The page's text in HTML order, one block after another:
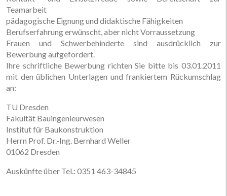
Teamarbeit
pädagogische Eignung und didaktische Fähigkeiten
Berufserfahrung erwünscht, aber nicht Vorraussetzung
Frauen und Schwerbehinderte sind ausdrücklich zur
Bewerbung aufgefordert.
Ihre schriftliche Bewerbung richten Sie bitte bis 03.01.2011
mit den üblichen Unterlagen und frankiertem Rückumschlag
an:
TU Dresden
Fakultät Bauingenieurwesen
Institut für Baukonstruktion
Herrn Prof. Dr.-Ing. Bernhard Weller
01062 Dresden
Auskünfte über Tel.: 0351 463-34845